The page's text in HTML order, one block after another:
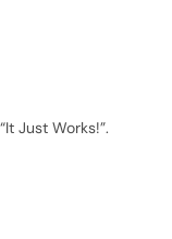
Just Works!”.